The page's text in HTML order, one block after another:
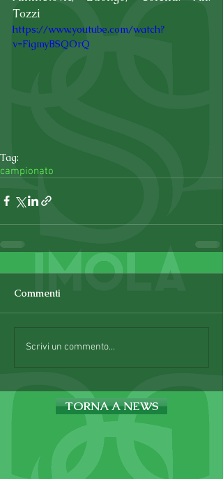
Tozzi
https://www.youtube.com/watch?
v=FigmyBSQOrQ
Tag:
campionato
Commenti
Scrivi un commento...
TORNA A NEWS